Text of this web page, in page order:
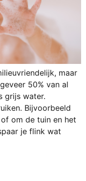
maar
50% van al
grijs water.
Bijvoorbeeld
om de tuin en het
je flink wat